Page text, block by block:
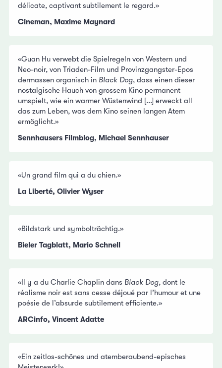
délicate, captivant subtilement le regard.»
Cineman, Maxime Maynard
«Guan Hu verwebt die Spielregeln von Western und
Neo-noir, von Triaden-Film und Provinzgangster-Epos
dermassen organisch in Black Dog, dass einen dieser
nostalgische Hauch von grossem Kino permanent
umspielt, wie ein warmer Wüstenwind [...] erweckt all
das zum Leben, was dem Kino seinen langen Atem
ermöglicht.»
Sennhausers Filmblog, Michael Sennhauser
«Un grand film qui a du chien.»
La Liberté, Olivier Wyser
«Bildstark und symbolträchtig.»
Bieler Tagblatt, Mario Schnell
«Il y a du Charlie Chaplin dans Black Dog, dont le
réalisme noir est sans cesse déjoué par l’humour et une
poésie de l’absurde subtilement efficiente.»
ARCinfo, Vincent Adatte
«Ein zeitlos-schönes und atemberaubend-episches